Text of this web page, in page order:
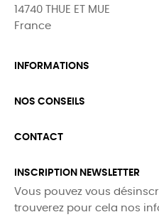
14740 THUE ET MUE
France
INFORMATIONS
NOS CONSEILS
CONTACT
INSCRIPTION NEWSLETTER
Vous pouvez vous
trouverez pour cela nos